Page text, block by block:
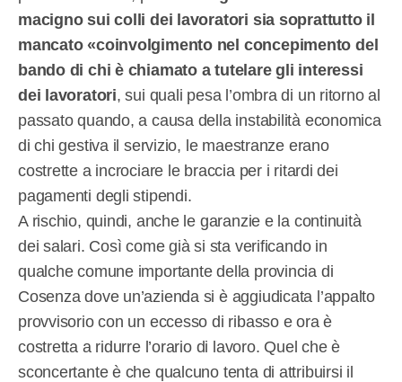
macigno sui colli dei lavoratori sia soprattutto il
mancato «coinvolgimento nel concepimento del
bando di chi è chiamato a tutelare gli interessi
dei lavoratori, sui quali pesa l’ombra di un ritorno al
passato quando, a causa della instabilità economica
di chi gestiva il servizio, le maestranze erano
costrette a incrociare le braccia per i ritardi dei
pagamenti degli stipendi.
A rischio, quindi, anche le garanzie e la continuità
dei salari. Così come già si sta verificando in
qualche comune importante della provincia di
Cosenza dove un’azienda si è aggiudicata l’appalto
provvisorio con un eccesso di ribasso e ora è
costretta a ridurre l’orario di lavoro. Quel che è
sconcertante è che qualcuno tenta di attribuirsi il